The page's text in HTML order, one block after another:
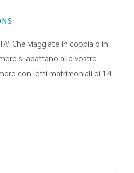
Che viaggiate in coppia o in
si adattano alle vostre
con letti matrimoniali di 14